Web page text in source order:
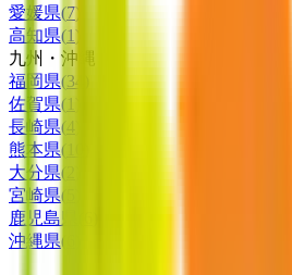
愛媛県(7)
高知県(1)
九州・沖縄
福岡県(34
佐賀県( 1
長崎県(4
熊本県(
大分県(
宮崎県(
鹿児島県
沖縄県(